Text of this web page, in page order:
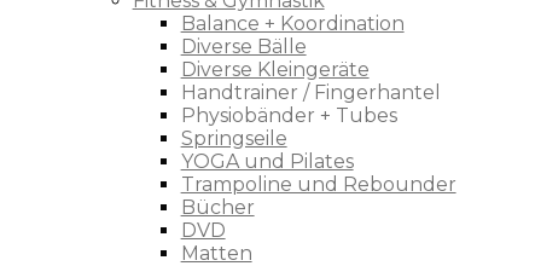
Balance + Koordination
Diverse Bälle
Diverse Kleingeräte
Handtrainer / Fingerhantel
Physiobänder + Tubes
Springseile
YOGA und Pilates
Trampoline und Rebounder
Bücher
DVD
Matten